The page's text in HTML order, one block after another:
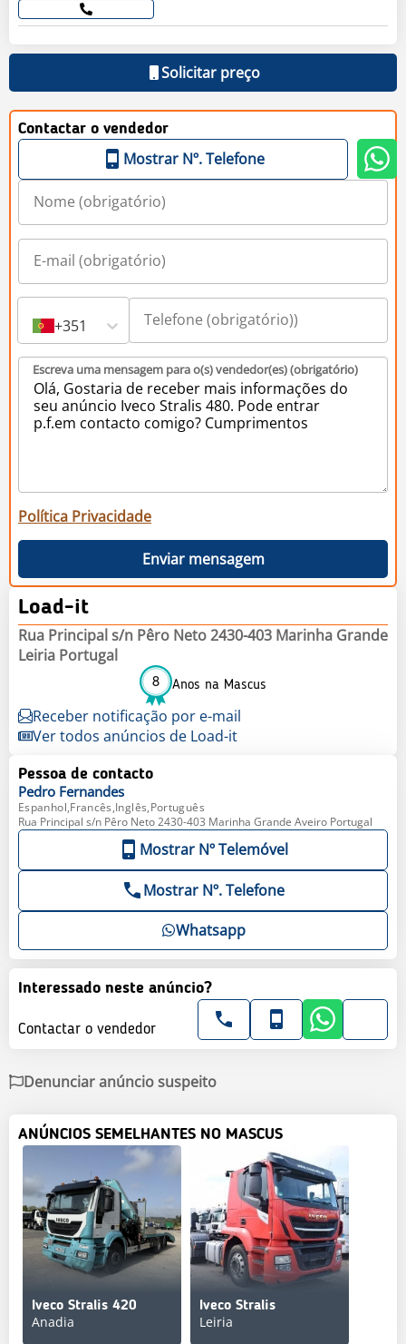
Solicitar preço
Contactar o vendedor
Mostrar Nº. Telefone
+351
Escreva uma mensagem para o(s) vendedor(es) (obrigatório)
Política Privacidade
Enviar mensagem
Load-it
Rua Principal s/n Pêro Neto 2430-403 Marinha Grande
Leiria Portugal
8 Anos na Mascus
Receber notificação por e-mail
Ver todos anúncios de Load-it
Pessoa de contacto
Pedro Fernandes
Espanhol,Francês,Inglês,Português
Rua Principal s/n Pêro Neto 2430-403 Marinha Grande Aveiro Portugal
Mostrar Nº Telemóvel
Mostrar Nº. Telefone
Whatsapp
Interessado neste anúncio?
Contactar o vendedor
Denunciar anúncio suspeito
ANÚNCIOS SEMELHANTES NO MASCUS
Iveco Stralis 420
Anadia
Iveco Stralis
Leiria